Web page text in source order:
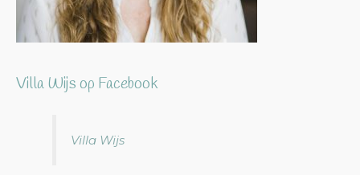
Villa Wijs op Facebook
Villa Wijs